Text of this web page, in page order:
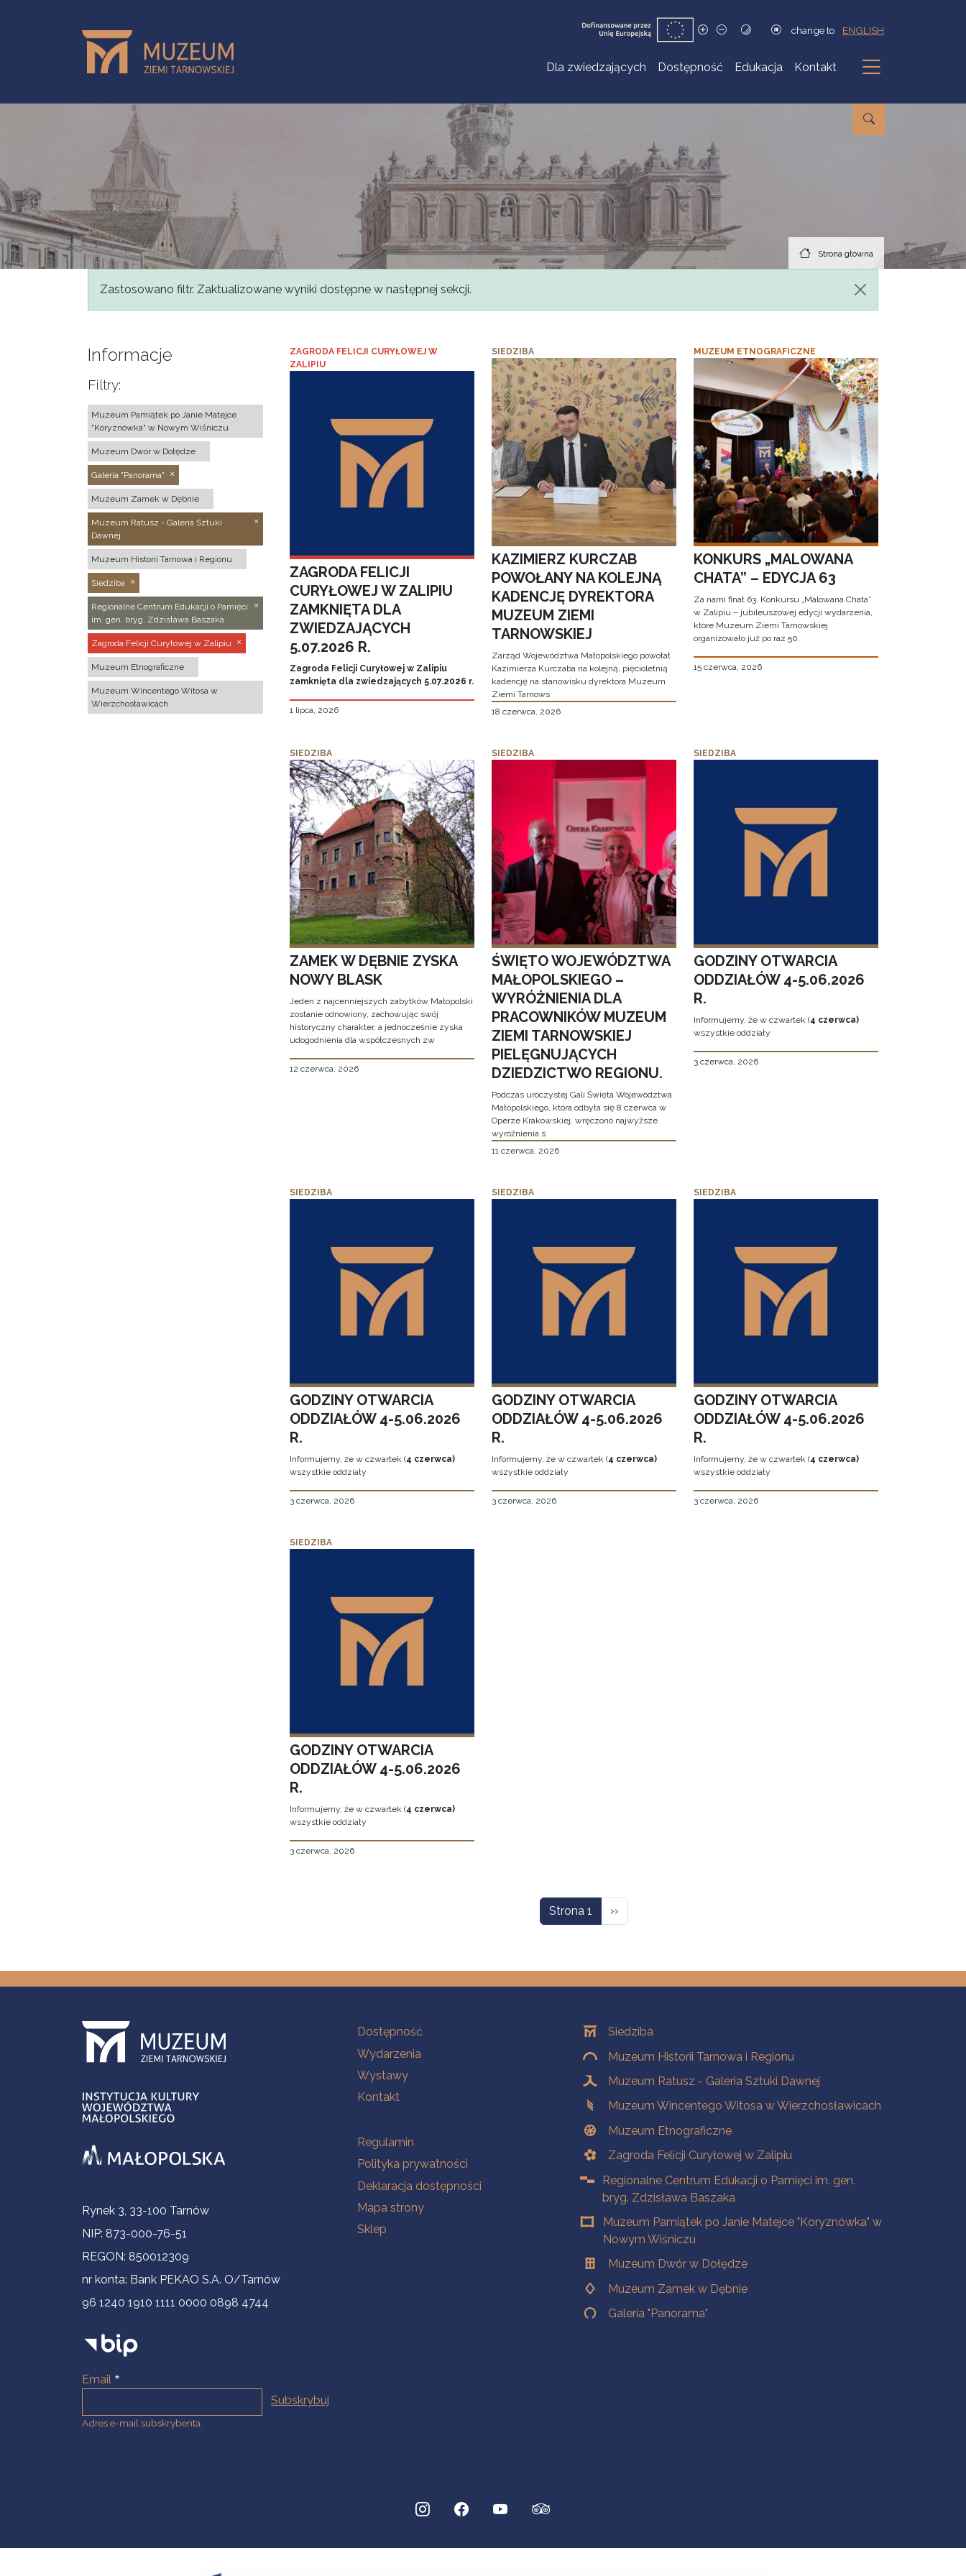
change to ENGLISH
Dla zwiedzających Dostępność Edukacja Kontakt
Podmenu
Strona główna
Komunikat
Zastosowano filtr. Zaktualizowane wyniki dostępne w następnej sekcji.
Informacje
Filtry:
Muzeum Pamiątek po Janie Matejce
"Koryznówka" w Nowym Wiśniczu
Muzeum Dwór w Dołędze
Galeria "Panorama"
Muzeum Zamek w Dębnie
Muzeum Ratusz - Galeria Sztuki
Dawnej
Muzeum Historii Tarnowa i Regionu
Siedziba
Regionalne Centrum Edukacji o Pamięci
im. gen. bryg. Zdzisława Baszaka
Zagroda Felicji Curyłowej w Zalipiu
Muzeum Etnograficzne
Muzeum Wincentego Witosa w
Wierzchosławicach
ZAGRODA FELICJI CURYŁOWEJ W
ZALIPIU
ZAGRODA FELICJI
CURYŁOWEJ W ZALIPIU
ZAMKNIĘTA DLA
ZWIEDZAJĄCYCH
5.07.2026 R.
Zagroda Felicji Curyłowej w Zalipiu
zamknięta dla zwiedzających 5.07.2026 r.
1 lipca, 2026
SIEDZIBA
KAZIMIERZ KURCZAB
POWOŁANY NA KOLEJNĄ
KADENCJĘ DYREKTORA
MUZEUM ZIEMI
TARNOWSKIEJ
Zarząd Województwa Małopolskiego powołał
Kazimierza Kurczaba na kolejną, pięcioletnią
kadencję na stanowisku dyrektora Muzeum
Ziemi Tarnows
18 czerwca, 2026
MUZEUM ETNOGRAFICZNE
KONKURS „MALOWANA
CHATA” – EDYCJA 63
Za nami finał 63. Konkursu „Malowana Chata”
w Zalipiu – jubileuszowej edycji wydarzenia,
które Muzeum Ziemi Tarnowskiej
organizowało już po raz 50.
15 czerwca, 2026
SIEDZIBA
ZAMEK W DĘBNIE ZYSKA
NOWY BLASK
Jeden z najcenniejszych zabytków Małopolski
zostanie odnowiony, zachowując swój
historyczny charakter, a jednocześnie zyska
udogodnienia dla współczesnych zw
12 czerwca, 2026
SIEDZIBA
ŚWIĘTO WOJEWÓDZTWA
MAŁOPOLSKIEGO –
WYRÓŻNIENIA DLA
PRACOWNIKÓW MUZEUM
ZIEMI TARNOWSKIEJ
PIELĘGNUJĄCYCH
DZIEDZICTWO REGIONU.
Podczas uroczystej Gali Święta Województwa
Małopolskiego, która odbyła się 8 czerwca w
Operze Krakowskiej, wręczono najwyższe
wyróżnienia s
11 czerwca, 2026
SIEDZIBA
GODZINY OTWARCIA
ODDZIAŁÓW 4-5.06.2026
R.
Informujemy, że w czwartek (4 czerwca)
wszystkie oddziały
3 czerwca, 2026
SIEDZIBA
GODZINY OTWARCIA
ODDZIAŁÓW 4-5.06.2026
R.
Informujemy, że w czwartek (4 czerwca)
wszystkie oddziały
3 czerwca, 2026
SIEDZIBA
GODZINY OTWARCIA
ODDZIAŁÓW 4-5.06.2026
R.
Informujemy, że w czwartek (4 czerwca)
wszystkie oddziały
3 czerwca, 2026
SIEDZIBA
GODZINY OTWARCIA
ODDZIAŁÓW 4-5.06.2026
R.
Informujemy, że w czwartek (4 czerwca)
wszystkie oddziały
3 czerwca, 2026
SIEDZIBA
GODZINY OTWARCIA
ODDZIAŁÓW 4-5.06.2026
R.
Informujemy, że w czwartek (4 czerwca)
wszystkie oddziały
3 czerwca, 2026
Strona 1 Następna strona
››
Informacje kontaktowe
Rynek 3, 33-100 Tarnów
NIP: 873-000-76-51
REGON: 850012309
nr konta: Bank PEKAO S.A. O/Tarnów
96 1240 1910 1111 0000 0898 4744
Email
Adres e-mail subskrybenta.
Na skróty
Dostępność
Wydarzenia
Wystawy
Kontakt
Na skróty
Regulamin
Polityka prywatności
Deklaracja dostępności
Mapa strony
Sklep
OddziałySiedziba
Muzeum Historii Tarnowa i Regionu
Muzeum Ratusz - Galeria Sztuki Dawnej
Muzeum Wincentego Witosa w Wierzchosławicach
Muzeum Etnograficzne
Zagroda Felicji Curyłowej w Zalipiu
Regionalne Centrum Edukacji o Pamięci im. gen.
bryg. Zdzisława Baszaka
Muzeum Pamiątek po Janie Matejce "Koryznówka" w
Nowym Wiśniczu
Muzeum Dwór w Dołędze
Muzeum Zamek w Dębnie
Galeria "Panorama"